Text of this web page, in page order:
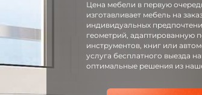
Цена мебели в первую
изготавливает мебель на
индивидуальных
геометрий, адаптированную
инструментов, книг или
услуга бесплатного выезда
оптимальные решения из